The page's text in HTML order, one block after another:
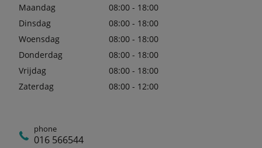
Maandag
08:00 - 18:00
Dinsdag
08:00 - 18:00
Woensdag
08:00 - 18:00
Donderdag
08:00 - 18:00
Vrijdag
08:00 - 18:00
Zaterdag
08:00 - 12:00
phone
016 566544